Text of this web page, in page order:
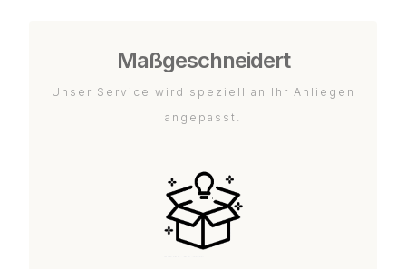
Maßgeschneidert
Unser Service wird speziell an Ihr Anliegen
angepasst.